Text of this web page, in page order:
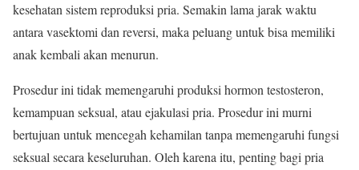
kesehatan sistem reproduksi pria. Semakin lama jarak waktu
antara vasektomi dan reversi, maka peluang untuk bisa memiliki
anak kembali akan menurun.
Prosedur ini tidak memengaruhi produksi hormon testosteron,
kemampuan seksual, atau ejakulasi pria. Prosedur ini murni
bertujuan untuk mencegah kehamilan tanpa memengaruhi fungsi
seksual secara keseluruhan. Oleh karena itu, penting bagi pria